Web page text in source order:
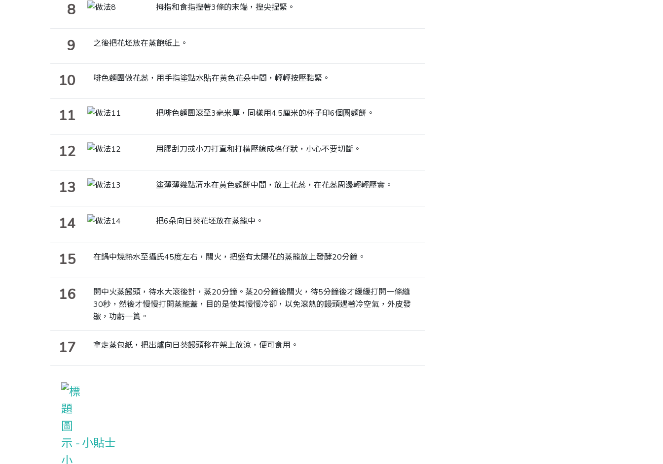
8 拇指和食指揑著3條的末端，揑尖捏緊。
9 之後把花坯放在蒸飽紙上。
10 啡色麵團做花蕊，用手指塗點水貼在黃色花朵中間，輕輕按壓黏緊。
11 把啡色麵團滾至3毫米厚，同樣用4.5厘米的杯子印6個圓麵餅。
12 用膠刮刀或小刀打直和打橫壓線成格仔狀，小心不要切斷。
13 塗薄薄幾點清水在黃色麵餅中間，放上花蕊，在花蕊周邊輕輕壓實。
14 把6朵向日葵花坯放在蒸籠中。
15 在鍋中燒熱水至攝氏45度左右，關火，把盛有太陽花的蒸籠放上發酵20分鐘。
16
開中火蒸饅頭，待水大滾後計，蒸20分鐘。蒸20分鐘後關火，待5分鐘後才緩緩打開一條縫
30秒，然後才慢慢打開蒸籠蓋，目的是使其慢慢冷卻，以免滾熱的饅頭遇著冷空氣，外皮發
皺，功虧一簣。
17 拿走蒸包紙，把出爐向日葵饅頭移在架上放涼，便可食用。
小貼士